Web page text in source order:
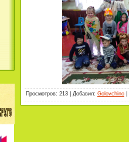
Просмотров: 213 Добавил: Golovchino